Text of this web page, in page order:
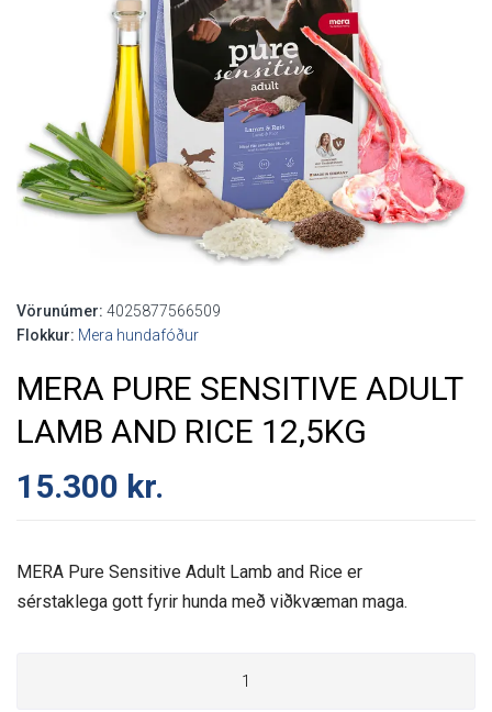
Vörunúmer: 4025877566509
Flokkur: Mera hundafóður
MERA PURE SENSITIVE ADULT
LAMB AND RICE 12,5KG
15.300 kr.
MERA Pure Sensitive Adult Lamb and Rice er
sérstaklega gott fyrir hunda með viðkvæman maga.